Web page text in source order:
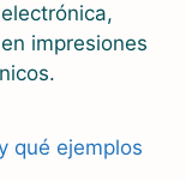
impresiones
qué ejemplos